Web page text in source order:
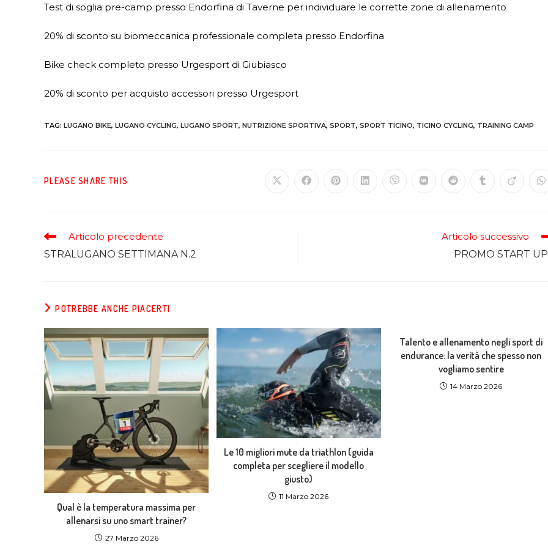
Test di soglia pre-camp presso Endorfina di Taverne per individuare le corrette zone di allenamento
20% di sconto su biomeccanica professionale completa presso Endorfina
Bike check completo presso Urgesport di Giubiasco
20% di sconto per acquisto accessori presso Urgesport
TAG: LUGANO BIKE, LUGANO CYCLING, LUGANO SPORT, NUTRIZIONE SPORTIVA, SPORT, SPORT TICINO, TICINO CYCLING, TRAINING CAMP
PLEASE SHARE THIS
Articolo precedente
STRALUGANO SETTIMANA N.2
Articolo successivo
PROMO START
POTREBBE ANCHE PIACERTI
Qual è la temperatura massima per
allenarsi su uno smart trainer?
27 Marzo 2026
Le 10 migliori mute da triathlon (guida
completa per scegliere il modello
giusto)
11 Marzo 2026
Talento e allenamento negli sport di
endurance: la verità che spesso non
vogliamo sentire
14 Marzo 2026